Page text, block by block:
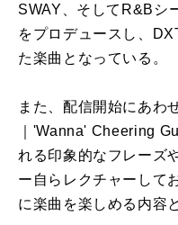
SWAY 、そして R&B シ
をプロデュースし、
た楽曲となっている。
また、配信開始にあわ
'Wanna' Cheering
れる印象的なフレーズ
ー自らレクチャーして
に楽曲を楽しめる内容